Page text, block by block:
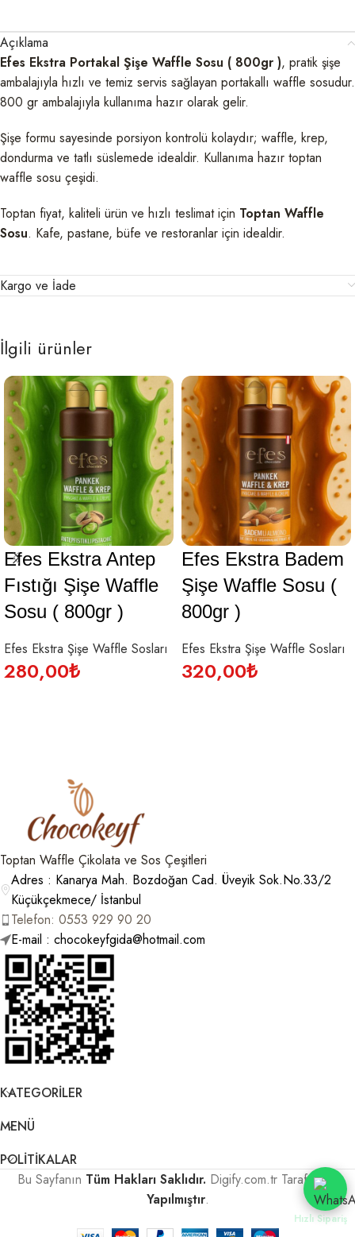
Açıklama
Efes Ekstra Portakal Şişe Waffle Sosu ( 800gr ), pratik şişe
ambalajıyla hızlı ve temiz servis sağlayan portakallı waffle sosudur.
800 gr ambalajıyla kullanıma hazır olarak gelir.
Şişe formu sayesinde porsiyon kontrolü kolaydır; waffle, krep,
dondurma ve tatlı süslemede idealdir. Kullanıma hazır toptan
waffle sosu çeşidi.
Toptan fiyat, kaliteli ürün ve hızlı teslimat için Toptan Waffle
Sosu. Kafe, pastane, büfe ve restoranlar için idealdir.
Kargo ve İade
İlgili ürünler
Efes Ekstra Antep
Fıstığı Şişe Waffle
Sosu ( 800gr )
Efes Ekstra Şişe Waffle Sosları
280,00₺
Efes Ekstra Badem
Şişe Waffle Sosu (
800gr )
Efes Ekstra Şişe Waffle Sosları
320,00₺
Toptan Waffle Çikolata ve Sos Çeşitleri
Adres : Kanarya Mah. Bozdoğan Cad. Üveyik Sok.No.33/2
Küçükçekmece/ İstanbul
Telefon: 0553 929 90 20
E-mail : chocokeyfgida@hotmail.com
KATEGORILER
MENÜ
POLITIKALAR
Bu Sayfanın Tüm Hakları Saklıdır. Digify.com.tr Tarafından
Yapılmıştır.
Hızlı Sipariş